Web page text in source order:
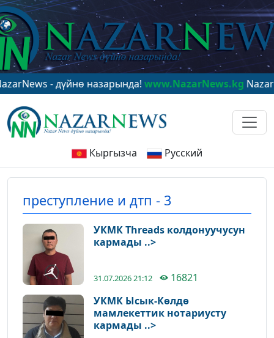
- дүйнө назарында!www.NazarNews.kg
Кыргызча Русский
преступление и дтп - 3
УКМК Threads колдонуучусун
кармады ..>
31.07.2026 21:12
16821
УКМК Ысык-Көлдө
мамлекеттик нотариусту
кармады ..>